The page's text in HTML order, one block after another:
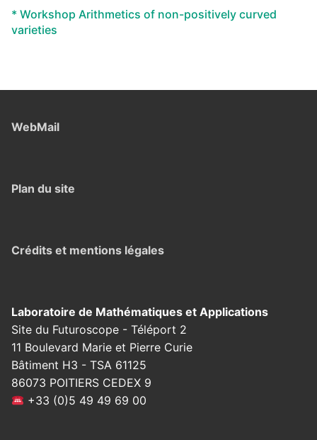
* Workshop Arithmetics of non-positively curved
varieties
WebMail
Plan du site
Crédits et mentions légales
Laboratoire de Mathématiques et Applications
Site du Futuroscope - Téléport 2
11 Boulevard Marie et Pierre Curie
Bâtiment H3 - TSA 61125
86073 POITIERS CEDEX 9
+33 (0)5 49 49 69 00